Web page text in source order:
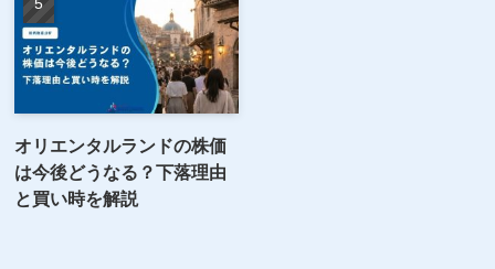
オリエンタルランドの株価
は今後どうなる？下落理由
と買い時を解説